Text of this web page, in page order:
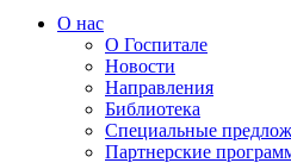
О нас
О Госпитале
Новости
Направления
Библиотека
Специальные
Партнерские